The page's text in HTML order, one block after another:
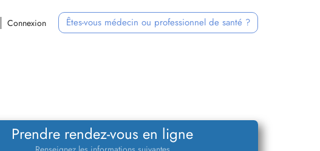
Connexion Êtes-vous médecin ou professionnel de santé ?
Prendre rendez-vous en ligne